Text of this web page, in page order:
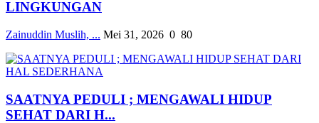
LINGKUNGAN
Zainuddin Muslih, ... Mei 31, 2026 0 80
SAATNYA PEDULI ; MENGAWALI HIDUP
SEHAT DARI H...